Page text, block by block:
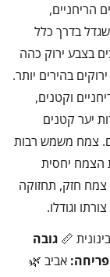
הריחניים,
שגדל בדרך כלל
בצבע ירוק כהה
בהירים יותר.
וקטנים,
יער קטנים
צמח משמש רבות
הצמח יחסית
צמח חזק, תחזוקה
וגודלו.
בינונית 📏 גובה
אביב 🌿